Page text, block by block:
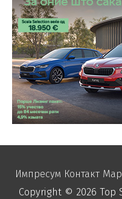
Импресум Контакт
Copyright © 2026 Top